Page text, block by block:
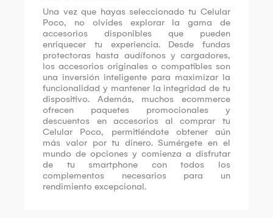
Una vez que hayas seleccionado tu Celular
Poco, no olvides explorar la gama de
accesorios disponibles que pueden
enriquecer tu experiencia. Desde fundas
protectoras hasta audífonos y cargadores,
los accesorios originales o compatibles son
una inversión inteligente para maximizar la
funcionalidad y mantener la integridad de tu
dispositivo. Además, muchos ecommerce
ofrecen paquetes promocionales y
descuentos en accesorios al comprar tu
Celular Poco, permitiéndote obtener aún
más valor por tu dinero. Sumérgete en el
mundo de opciones y comienza a disfrutar
de tu smartphone con todos los
complementos necesarios para un
rendimiento excepcional.